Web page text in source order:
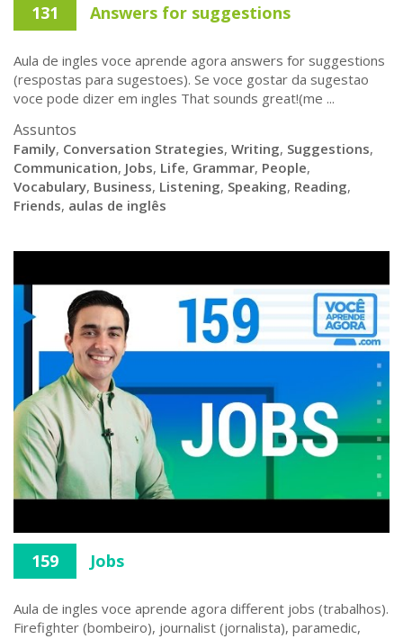
131 Answers for suggestions
Aula de ingles voce aprende agora answers for suggestions
(respostas para sugestoes). Se voce gostar da sugestao
voce pode dizer em ingles That sounds great!(me ...
Assuntos
Family, Conversation Strategies, Writing, Suggestions,
Communication, Jobs, Life, Grammar, People,
Vocabulary, Business, Listening, Speaking, Reading,
Friends, aulas de inglês
159 Jobs
Aula de ingles voce aprende agora different jobs (trabalhos).
Firefighter (bombeiro), journalist (jornalista), paramedic,